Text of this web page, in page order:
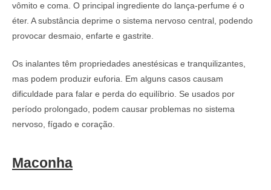
vômito e coma. O principal ingrediente do lança-perfume é o
éter. A substância deprime o sistema nervoso central, podendo
provocar desmaio, enfarte e gastrite.
Os inalantes têm propriedades anestésicas e tranquilizantes,
mas podem produzir euforia. Em alguns casos causam
dificuldade para falar e perda do equilíbrio. Se usados por
período prolongado, podem causar problemas no sistema
nervoso, fígado e coração.
Maconha